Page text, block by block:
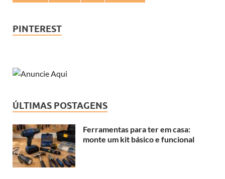
PINTEREST
ÚLTIMAS POSTAGENS
Ferramentas para ter em casa:
monte um kit básico e funcional